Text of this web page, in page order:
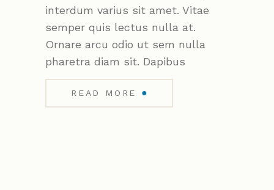
interdum varius sit amet. Vitae
semper quis lectus nulla at.
Ornare arcu odio ut sem nulla
pharetra diam sit. Dapibus
READ MORE ●